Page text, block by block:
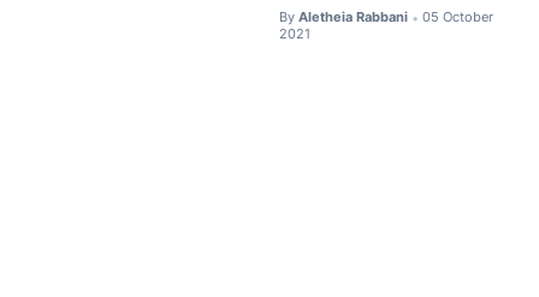
By Aletheia Rabbani • 05 October
2021